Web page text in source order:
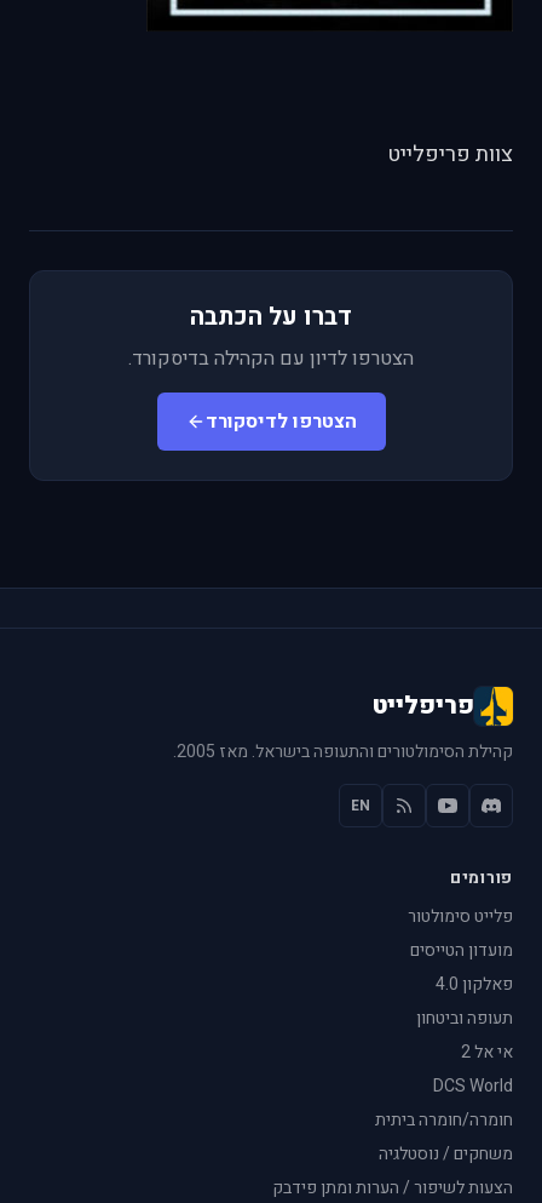
צוות פריפלייט
דברו על הכתבה
הצטרפו לדיון עם הקהילה בדיסקורד.
הצטרפו לדיסקורד
פריפלייט
קהילת הסימולטורים והתעופה בישראל. מאז 2005.
EN
פורומים
פלייט סימולטור
מועדון הטייסים
פאלקון 4.0
תעופה וביטחון
אי אל 2
DCS World
חומרה/חומרה ביתית
משחקים / נוסטלגיה
הצעות לשיפור / הערות ומתן פידבק